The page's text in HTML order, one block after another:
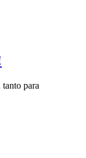
para